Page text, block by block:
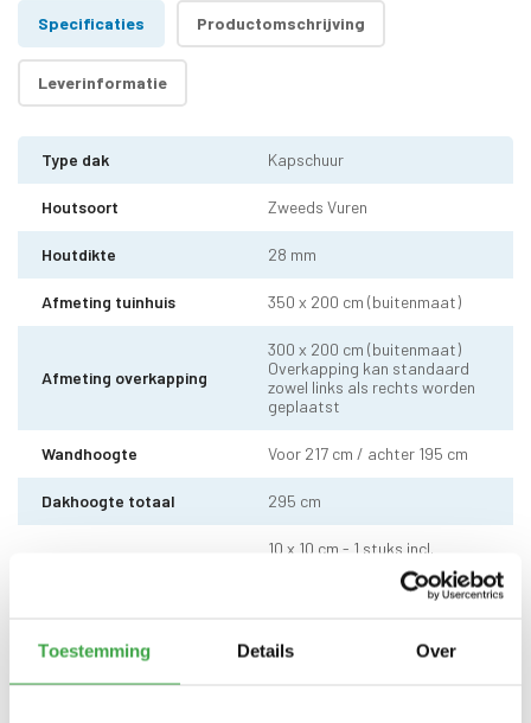
Toestemming Details Over
Specificaties Productomschrijving
Leverinformatie
Type dak Kapschuur
Houtsoort Zweeds Vuren
Houtdikte 28 mm
Afmeting tuinhuis 350 x 200 cm (buitenmaat)
Afmeting overkapping
300 x 200 cm (buitenmaat)
Overkapping kan standaard
zowel links als rechts worden
geplaatst
Wandhoogte Voor 217 cm / achter 195 cm
Dakhoogte totaal 295 cm
10 x 10 cm - 1 stuks incl.
Dakbedekking
Dakshingles met 10 jaar